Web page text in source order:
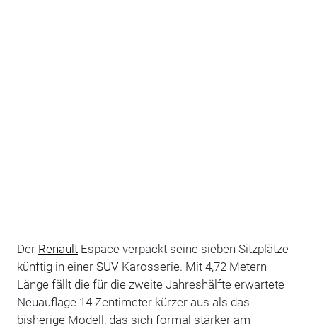
Der RenaultEspace verpackt seine sieben Sitzplätze
künftig in einer SUV-Karosserie. Mit 4,72 Metern
Länge fällt die für die zweite Jahreshälfte erwartete
Neuauflage 14 Zentimeter kürzer aus als das
bisherige Modell, das sich formal stärker am